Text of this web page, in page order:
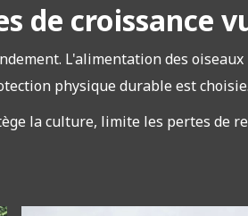
de croissance
L'alimentation des
physique durable est choisie.
la culture, limite les pertes de